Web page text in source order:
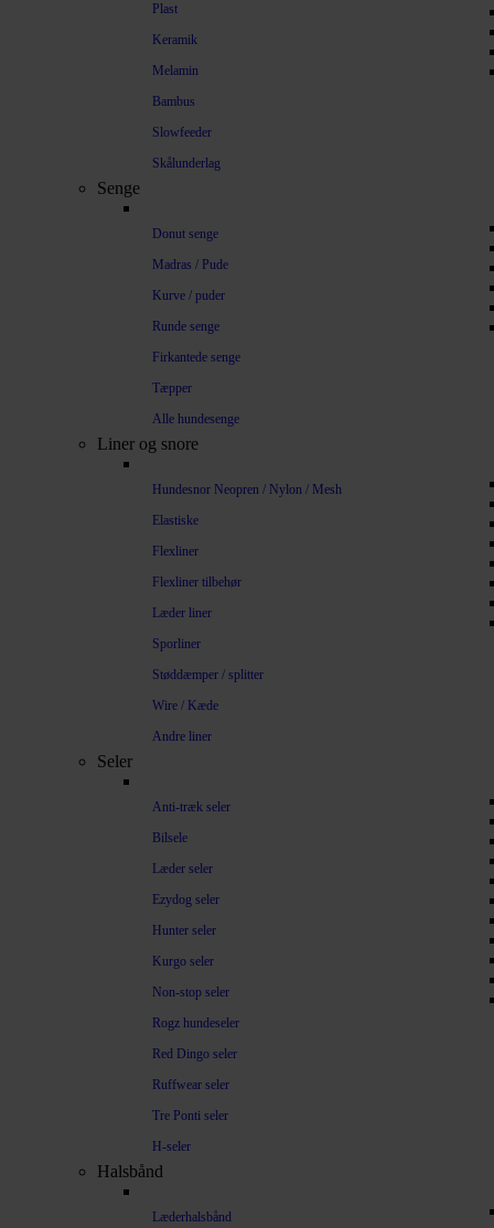
Plast
Keramik
Melamin
Bambus
Slowfeeder
Skålunderlag
Senge
Donut senge
Madras / Pude
Kurve / puder
Runde senge
Firkantede senge
Tæpper
Alle hundesenge
Liner og snore
Hundesnor Neopren / Nylon / Mesh
Elastiske
Flexliner
Flexliner tilbehør
Læder liner
Sporliner
Støddæmper / splitter
Wire / Kæde
Andre liner
Seler
Anti-træk seler
Bilsele
Læder seler
Ezydog seler
Hunter seler
Kurgo seler
Non-stop seler
Rogz hundeseler
Red Dingo seler
Ruffwear seler
Tre Ponti seler
H-seler
Halsbånd
Læderhalsbånd